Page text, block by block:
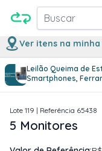
Buscar
Ver itens na
Leilão Queima de
Smartphones,
1/1
Lote 119 | Referência 65438
5 Monitores